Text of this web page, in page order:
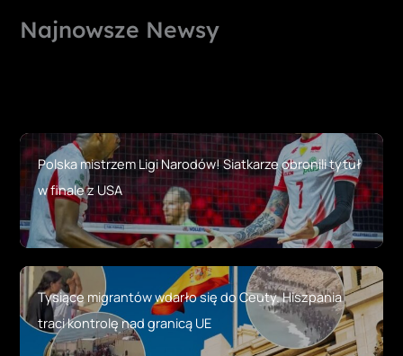
Najnowsze Newsy
Polska mistrzem Ligi Narodów! Siatkarze obronili tytuł
w finale z USA
Tysiące migrantów wdarło się do Ceuty. Hiszpania
traci kontrolę nad granicą UE